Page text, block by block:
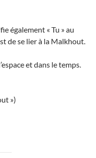
également « Tu » au
de se lier à la Malkhout.
et dans le temps.
»)